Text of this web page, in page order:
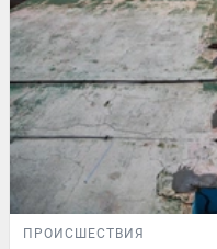
ПРОИСШЕСТВИЯ